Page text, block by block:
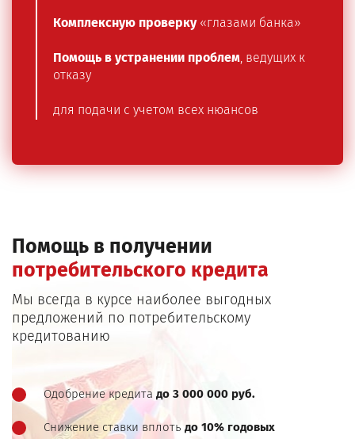
Комплексную проверку«глазами банка»
Помощь в устранении проблем, ведущих к
отказу
для подачи с учетом всех нюансов
Помощь в получении
потребительского кредита
Мы всегда в курсе наиболее выгодных
предложений по потребительскому
кредитованию
Одобрение кредита до 3 000 000 руб.
Снижение ставки вплоть до 10% годовых